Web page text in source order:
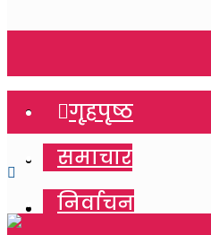
गृहपृष्ठ
समाचार
निर्वाचन
गृहपृष्ठ
समाचार
निर्वाचन